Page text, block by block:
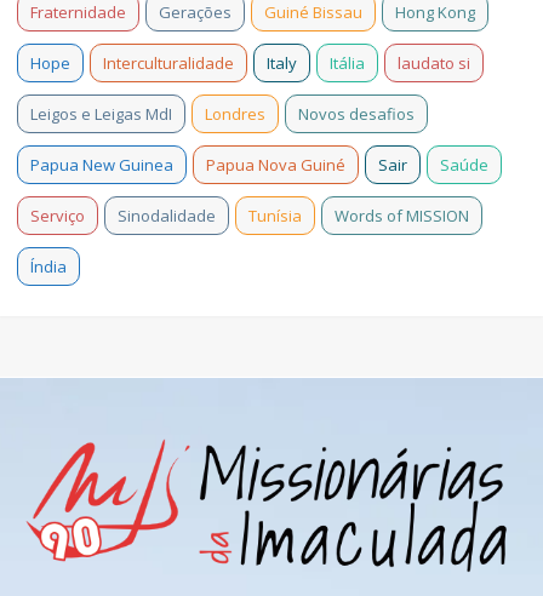
Fraternidade Gerações Guiné Bissau Hong Kong
Hope Interculturalidade Italy Itália laudato si
Leigos e Leigas MdI Londres Novos desafios
Papua New Guinea Papua Nova Guiné Sair Saúde
Serviço Sinodalidade Tunísia Words of MISSION
Índia